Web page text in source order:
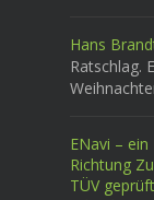
Hans
Ratschlag.
ENavi –
Richtung
TÜV